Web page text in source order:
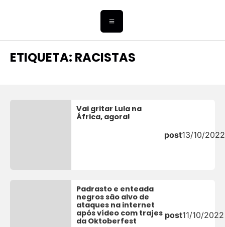
ETIQUETA: RACISTAS
Vai gritar Lula na
África, agora!
post13/10/2022
Padrasto e enteada
negros são alvo de
ataques na internet
após vídeo com trajes
da Oktoberfest
post11/10/2022